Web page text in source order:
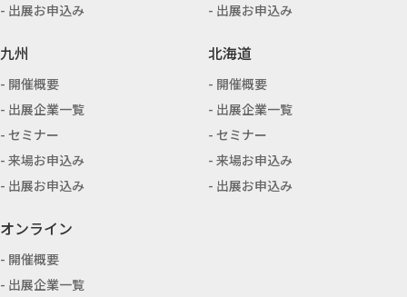
出展お申込み
出展お申込み
九州
開催概要
出展企業一覧
セミナー
来場お申込み
出展お申込み
北海道
開催概要
出展企業一覧
セミナー
来場お申込み
出展お申込み
オンライン
開催概要
出展企業一覧